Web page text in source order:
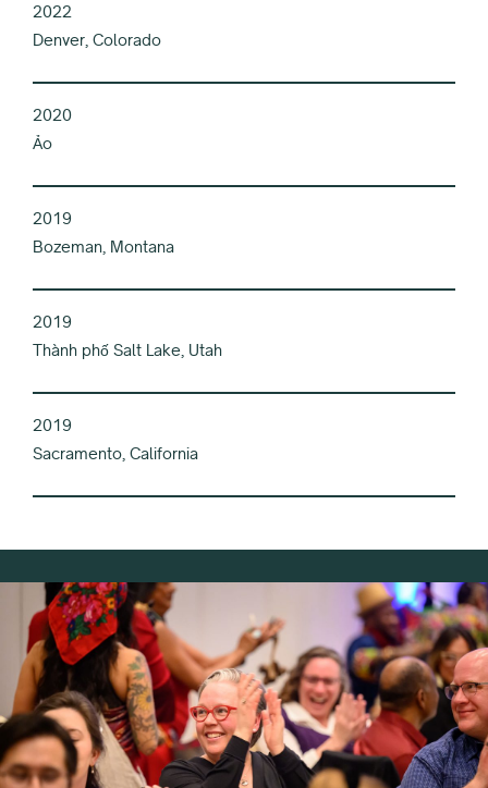
2022
Denver, Colorado
2020
Ảo
2019
Bozeman, Montana
2019
Thành phố Salt Lake, Utah
2019
Sacramento, California